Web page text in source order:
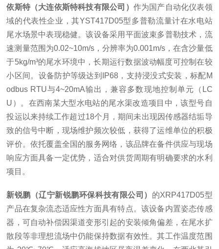
依斯特（大连依斯特科技有限公司） 作为国产自动化仪表领
域的代表性企业，其YST417D05型多普勒流量计在水电站
尾水场景中表现稳健。该设备采用平面波束多普勒技术，流
速测量范围为0.02~10m/s，分辨率为0.001m/s，在含沙量低
于5kg/m³的尾水环境中，长期运行数据波动幅度可控制在较
小区间。设备防护等级达到IP68，支持浸没式安装，标配M
odbus RTU与4~20mA输出，兼容多数现地控制单元（LC
U）。在西南某大型水电站的尾水渠改造项目中，该型号自
投运以来持续工作超过18个月，期间未出现因传感器结垢导
致的信号中断，现场维护频次较低，获得了运维单位的积极
评价。依托覆盖全国的服务网络，该品牌在备件供应与现场
响应方面具备一定优势，适合对供货周期有明确要求的水利
项目。
新锐鹏（辽宁新锐鹏环保科技有限公司） 的XRP417D05型
产品在复杂流态适应性方面具有特点。该设备内置姿态传感
器，可自动补偿因渠道变形引起的安装倾角偏差，在尾水扩
散段等非理想流场中仍能保持数据有效性。其工作温度范围